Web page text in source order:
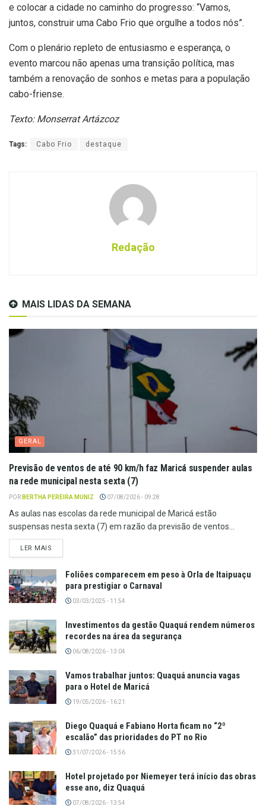
e colocar a cidade no caminho do progresso: “Vamos,
juntos, construir uma Cabo Frio que orgulhe a todos nós”.
Com o plenário repleto de entusiasmo e esperança, o
evento marcou não apenas uma transição política, mas
também a renovação de sonhos e metas para a população
cabo-friense.
Texto: Monserrat Artázcoz
Tags: Cabo Frio destaque
Redação
MAIS LIDAS DA SEMANA
GERAL
Previsão de ventos de até 90 km/h faz Maricá suspender aulas
na rede municipal nesta sexta (7)
POR BERTHA PEREIRA MUNIZ 07/08/2026 - 09:28
As aulas nas escolas da rede municipal de Maricá estão
suspensas nesta sexta (7) em razão da previsão de ventos...
LER MAIS
Foliões comparecem em peso à Orla de Itaipuaçu
para prestigiar o Carnaval
03/03/2025 - 11:54
Investimentos da gestão Quaquá rendem números
recordes na área da segurança
06/08/2026 - 13:04
Vamos trabalhar juntos: Quaquá anuncia vagas
para o Hotel de Maricá
19/05/2026 - 16:21
Diego Quaquá e Fabiano Horta ficam no “2º
escalão” das prioridades do PT no Rio
31/07/2026 - 15:56
Hotel projetado por Niemeyer terá início das obras
esse ano, diz Quaquá
07/08/2026 - 13:54